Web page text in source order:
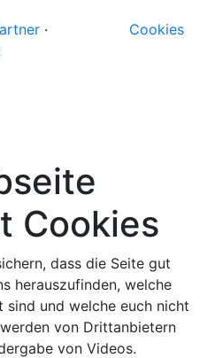
·
Cookies
Cookies
dass die Seite gut
herauszufinden, welche
sind und welche euch nicht
von Drittanbietern
von Videos.